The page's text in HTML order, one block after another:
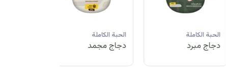
الحبة الكاملة
دجاج مبرد
الحبة الكاملة
دجاج مجمد